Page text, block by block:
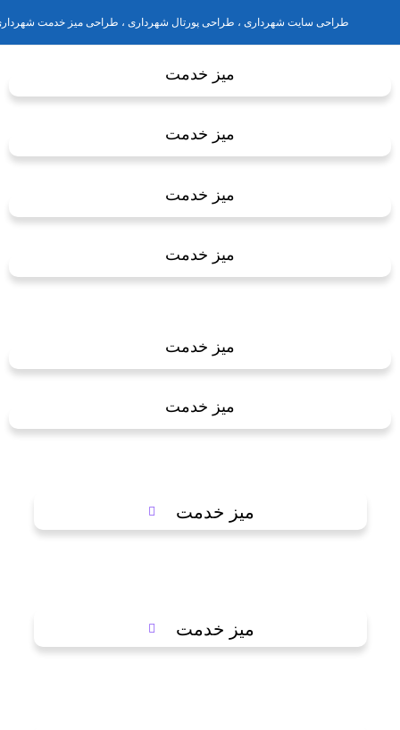
طراحی سایت شهرداری ، طراحی پورتال شهرداری ، طراحی میز خدمت
میز خدمت
میز خدمت
میز خدمت
میز خدمت
میز خدمت
میز خدمت
میز خدمت
میز خدمت